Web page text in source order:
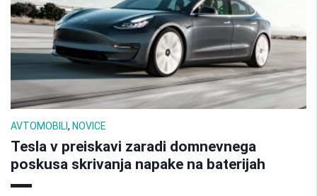
AVTOMOBILI, NOVICE
Tesla v preiskavi zaradi domnevnega
poskusa skrivanja napake na baterijah